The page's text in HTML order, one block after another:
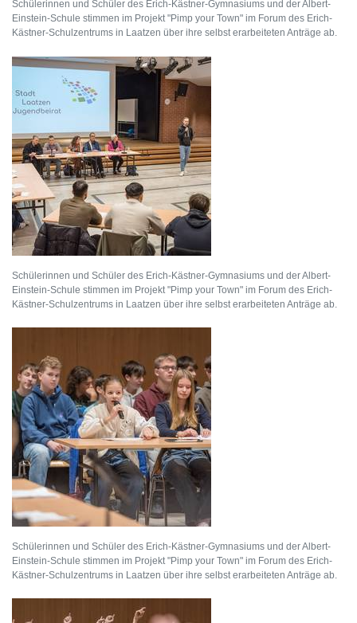
Schülerinnen und Schüler des Erich-Kästner-Gymnasiums und der Albert-
Einstein-Schule stimmen im Projekt "Pimp your Town" im Forum des Erich-
Kästner-Schulzentrums in Laatzen über ihre selbst erarbeiteten Anträge ab.
Schülerinnen und Schüler des Erich-Kästner-Gymnasiums und der Albert-
Einstein-Schule stimmen im Projekt "Pimp your Town" im Forum des Erich-
Kästner-Schulzentrums in Laatzen über ihre selbst erarbeiteten Anträge ab.
Schülerinnen und Schüler des Erich-Kästner-Gymnasiums und der Albert-
Einstein-Schule stimmen im Projekt "Pimp your Town" im Forum des Erich-
Kästner-Schulzentrums in Laatzen über ihre selbst erarbeiteten Anträge ab.